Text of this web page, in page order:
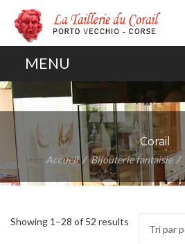
Corail
Accueil Bijouterie fantaisie
Showing 1–28 of 52 results